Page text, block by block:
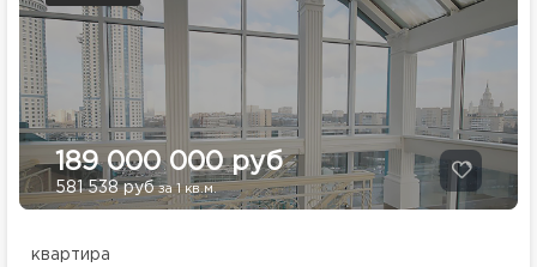
189 000 000 руб
581 538 рубза 1 кв.м.
квартира